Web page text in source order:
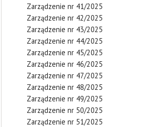
Zarządzenie nr 41/2025
Zarządzenie nr 42/2025
Zarządzenie nr 43/2025
Zarządzenie nr 44/2025
Zarządzenie nr 45/2025
Zarządzenie nr 46/2025
Zarządzenie nr 47/2025
Zarządzenie nr 48/2025
Zarządzenie nr 49/2025
Zarządzenie nr 50/2025
Zarządzenie nr 51/2025